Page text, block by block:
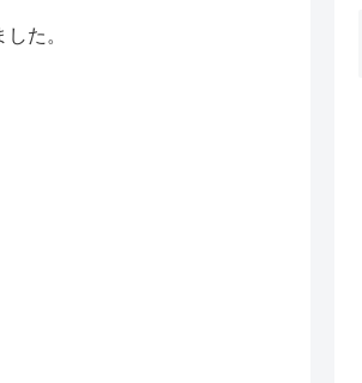
た。